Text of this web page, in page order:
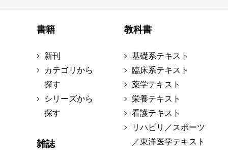
書籍
新刊
カテゴリから
探す
シリーズから
探す
雑誌
教科書
基礎系テキスト
臨床系テキスト
薬学テキスト
栄養テキスト
看護テキスト
リハビリ／スポーツ
／東洋医学テキスト